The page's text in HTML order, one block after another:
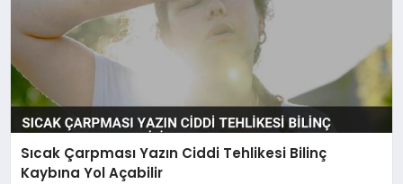
Sıcak Çarpması Yazın Ciddi Tehlikesi Bilinç
Kaybına Yol Açabilir